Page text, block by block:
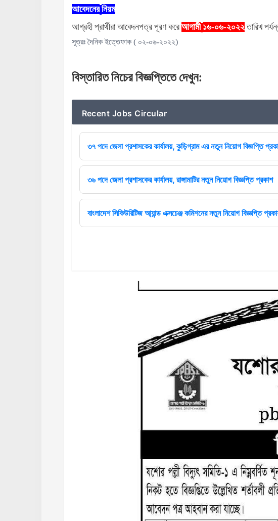
আবেদনের নিয়ম
আগ্রহী প্রার্থীরা আবেদনপত্র পূরণ করে আগামী ১৬-০৬-২০২২ তারিখ
সূত্রঃ দৈনিক ইত্তেফাক ( ০২-০৬-২০২২)
বিস্তারিত নিচের বিজ্ঞপ্তিতে দেখুন:
Recent Jobs Circular
৩৭ পদে জেলা প্রশাসকের কার্যালয়, কুড়িগ্রাম এর নতুন নিয়োগ বিজ্ঞপ্তি
৩৬ পদে জেলা প্রশাসকের কার্যালয়, রাঙ্গামাটির নতুন নিয়োগ বিজ্ঞপ্তি প্রকাশ
বাংলাদেশ সিকিউরিটিজ আ্যান্ড এক্সচেঞ্জ কমিশনের নতুন নিয়োগ বিজ্ঞপ্তি